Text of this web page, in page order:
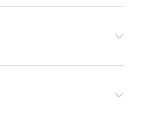
Esses resultados
o mais distante,